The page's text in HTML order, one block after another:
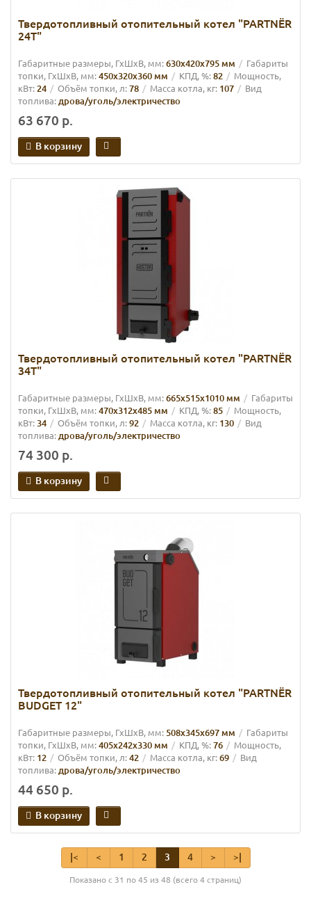
Твердотопливный отопительный котел "PARTNЁR
24Т"
Габаритные размеры, ГхШхВ, мм:630х420х795 мм
Габариты
топки, ГхШхВ, мм:450х320х360 мм КПД, %:82
Мощность,
кВт:24 Объём топки, л:78 Масса котла, кг: 107
Вид
топлива:дрова/уголь/электричество
63 670 р.
В корзину
Твердотопливный отопительный котел "PARTNЁR
34Т"
Габаритные размеры, ГхШхВ, мм:665х515х1010 мм
Габариты
топки, ГхШхВ, мм:470х312х485 мм КПД, %:85
Мощность,
кВт:34 Объём топки, л:92 Масса котла, кг: 130
Вид
топлива:дрова/уголь/электричество
74 300 р.
В корзину
Твердотопливный отопительный котел "PARTNЁR
BUDGET 12"
Габаритные размеры, ГхШхВ, мм:508х345х697 мм
Габариты
топки, ГхШхВ, мм:405х242х330 мм КПД, %:76
Мощность,
кВт: 12 Объём топки, л:42 Масса котла, кг:69
Вид
топлива:дрова/уголь/электричество
44 650 р.
В корзину
|< < 1 2 3 4 > >|
Показано с 31 по 45 из 48 (всего 4 страниц)